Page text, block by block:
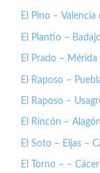
El Pino –
El Plantío –
El Prado – Mérida
El Raposo –
El Raposo –
El Rincón –
El Soto – Eljas –
El Torno – –